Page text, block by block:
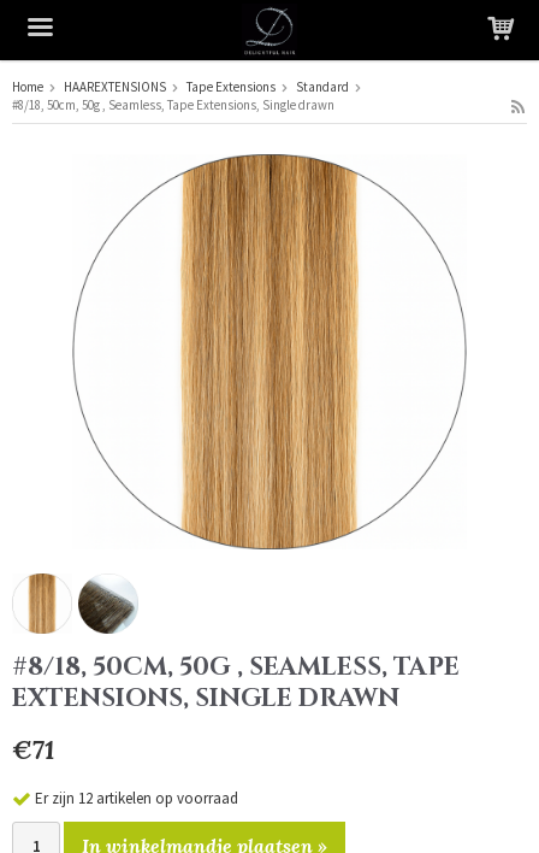
Het product is in je winkelmandje geplaatst
Home HAAREXTENSIONS Tape Extensions
Standard
#8/18, 50cm, 50g , Seamless, Tape Extensions, Single drawn
#8/18, 50CM, 50G , SEAMLESS, TAPE
EXTENSIONS, SINGLE DRAWN
€71
Er zijn 12 artikelen op voorraad
In winkelmandje plaatsen »